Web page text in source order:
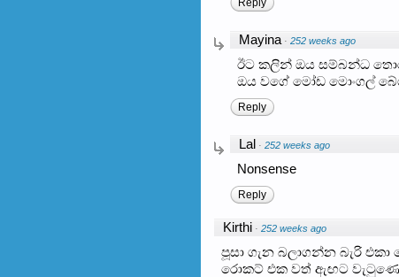
Mayina · 252 weeks ago
ඊට කලින් ඔය සම්බන්ධ
ඔය වගේ මෝඩ මොංගල්
Reply
Lal · 252 weeks ago
Nonsense
Reply
Kirthi · 252 weeks ago
පූසා ගැන බලාගන්න බැරි
රොකට් එක වත් ඇඟට